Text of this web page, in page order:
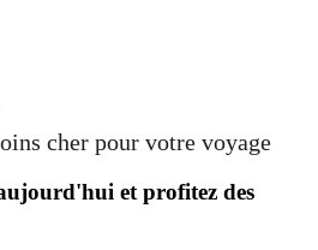
cher pour votre voyage
et profitez des